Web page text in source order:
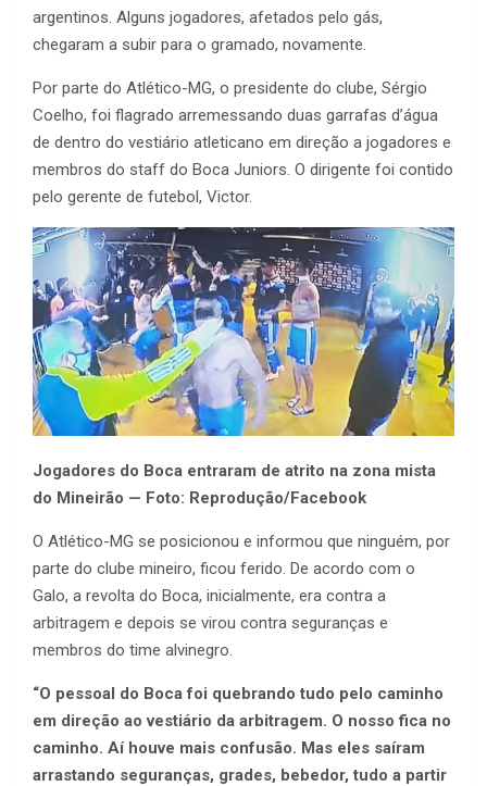
argentinos. Alguns jogadores, afetados pelo gás,
chegaram a subir para o gramado, novamente.
Por parte do Atlético-MG, o presidente do clube, Sérgio
Coelho, foi flagrado arremessando duas garrafas d’água
de dentro do vestiário atleticano em direção a jogadores e
membros do staff do Boca Juniors. O dirigente foi contido
pelo gerente de futebol, Victor.
Jogadores do Boca entraram de atrito na zona mista
do Mineirão — Foto: Reprodução/Facebook
O Atlético-MG se posicionou e informou que ninguém, por
parte do clube mineiro, ficou ferido. De acordo com o
Galo, a revolta do Boca, inicialmente, era contra a
arbitragem e depois se virou contra seguranças e
membros do time alvinegro.
“O pessoal do Boca foi quebrando tudo pelo caminho
em direção ao vestiário da arbitragem. O nosso fica no
caminho. Aí houve mais confusão. Mas eles saíram
arrastando seguranças, grades, bebedor, tudo a partir